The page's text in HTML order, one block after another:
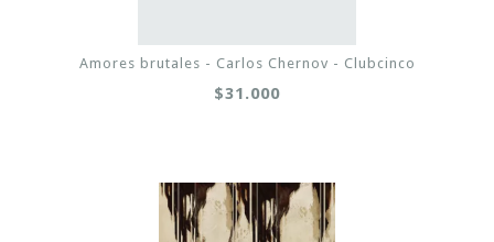
Amores brutales - Carlos Chernov - Clubcinco
$31.000